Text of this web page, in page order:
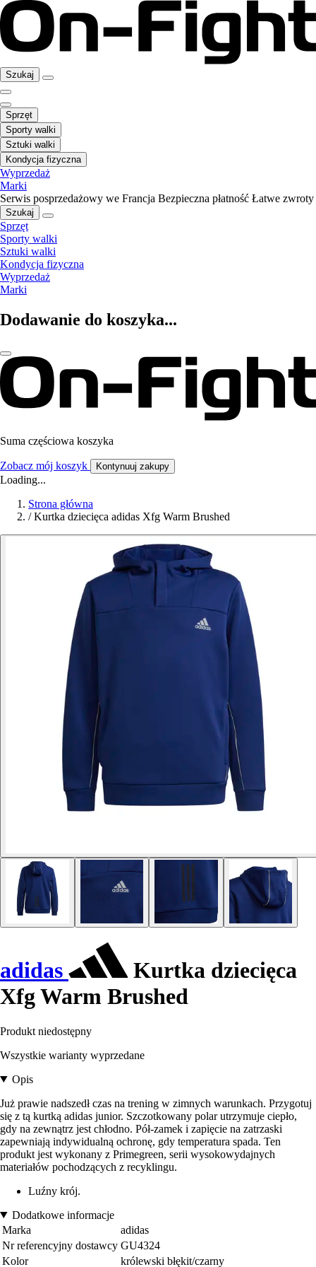
Szukaj
Sprzęt
Sporty walki
Sztuki walki
Kondycja fizyczna
Wyprzedaż
Marki
Serwis posprzedażowy we Francja Bezpieczna płatność Łatwe zwroty
Szukaj
Sprzęt
Sporty walki
Sztuki walki
Kondycja fizyczna
Wyprzedaż
Marki
Dodawanie do koszyka...
Suma częściowa koszyka
Zobacz mój koszyk Kontynuuj zakupy
Loading...
Strona główna
/ Kurtka dziecięca adidas Xfg Warm Brushed
adidas
Kurtka dziecięca
Xfg Warm Brushed
Produkt niedostępny
Wszystkie warianty wyprzedane
Opis
Już prawie nadszedł czas na trening w zimnych warunkach. Przygotuj
się z tą kurtką adidas junior. Szczotkowany polar utrzymuje ciepło,
gdy na zewnątrz jest chłodno. Pół-zamek i zapięcie na zatrzaski
zapewniają indywidualną ochronę, gdy temperatura spada. Ten
produkt jest wykonany z Primegreen, serii wysokowydajnych
materiałów pochodzących z recyklingu.
Luźny krój.
Dodatkowe informacje
Marka
adidas
Nr referencyjny dostawcy GU4324
Kolor
królewski błękit/czarny